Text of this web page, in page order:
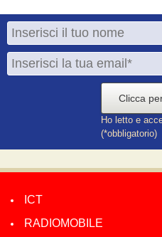
Clicca
Ho letto e
(*obbligatorio)
ICT
RADIOMOBILE